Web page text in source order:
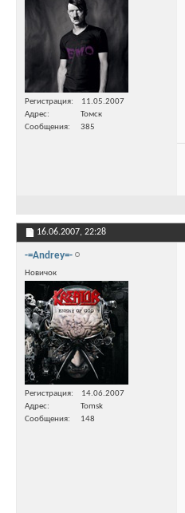
Регистрация
11.05.2007
Адрес
Томск
Сообщения
385
16.06.2007, 22:28
-=Andrey=-
Новичок
Регистрация
14.06.2007
Адрес
Tomsk
Сообщения
148